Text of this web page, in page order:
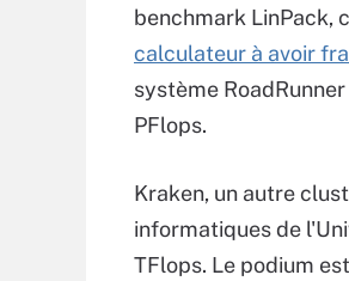
benchmark LinPack,
calculateur à avoir
système
PFlops.
Kraken, un autre
informatiques de
TFlops. Le podium